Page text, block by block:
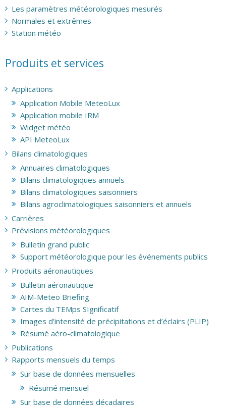
Les paramètres météorologiques mesurés
Normales et extrêmes
Station météo
Produits et services
Applications
Application Mobile MeteoLux
Application mobile IRM
Widget météo
API MeteoLux
Bilans climatologiques
Annuaires climatologiques
Bilans climatologiques annuels
Bilans climatologiques saisonniers
Bilans agroclimatologiques saisonniers et annuels
Carrières
Prévisions météorologiques
Bulletin grand public
Support météorologique pour les événements publics
Produits aéronautiques
Bulletin aéronautique
AIM-Meteo Briefing
Cartes du TEMps SIgnificatif
Images d’intensité de précipitations et d’éclairs (PLIP)
Résumé aéro-climatologique
Publications
Rapports mensuels du temps
Sur base de données mensuelles
Résumé mensuel
Sur base de données décadaires